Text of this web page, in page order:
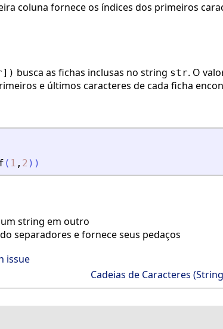
coluna fornece os índices dos primeiros
busca as fichas inclusas no string str. O
e últimos caracteres de cada ficha
( 1 , 2 ) )
string em outro
separadores e fornece seus pedaços
issue
Cadeias de Caracteres